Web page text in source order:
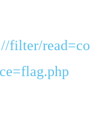
filter/read=co